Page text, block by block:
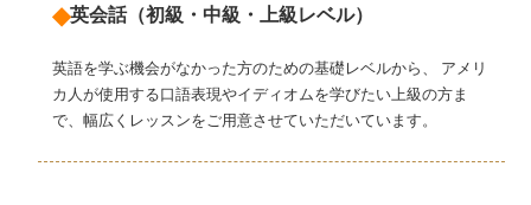
◆英会話（初級・中級・上級レベル）
英語を学ぶ機会がなかった方のための基礎レベルから、 アメリ
カ人が使用する口語表現やイディオムを学びたい上級の方ま
で、幅広くレッスンをご用意させていただいています。